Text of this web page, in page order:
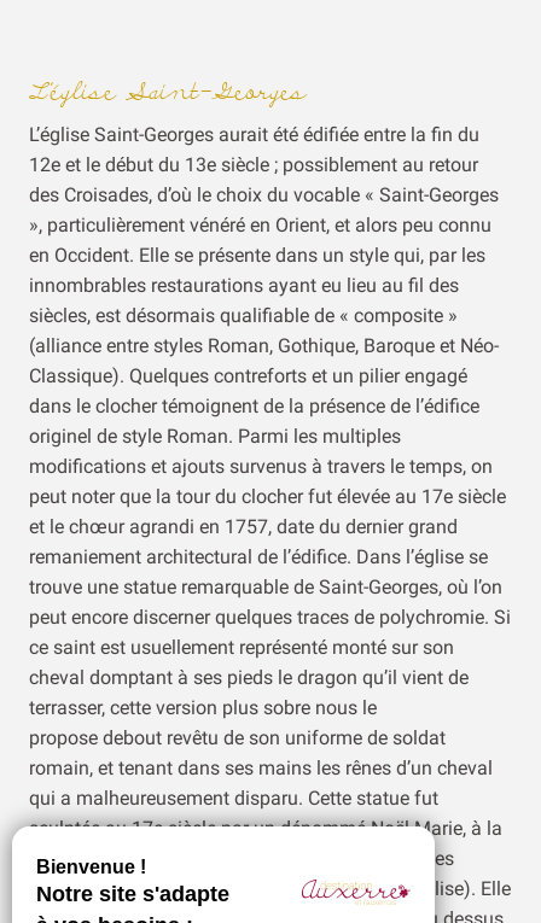
L’église Saint-Georges
L’église Saint-Georges aurait été édifiée entre la fin du
12e et le début du 13e siècle ; possiblement au retour
des Croisades, d’où le choix du vocable « Saint-Georges
», particulièrement vénéré en Orient, et alors peu connu
en Occident. Elle se présente dans un style qui, par les
innombrables restaurations ayant eu lieu au fil des
siècles, est désormais qualifiable de « composite »
(alliance entre styles Roman, Gothique, Baroque et Néo-
Classique). Quelques contreforts et un pilier engagé
dans le clocher témoignent de la présence de l’édifice
originel de style Roman. Parmi les multiples
modifications et ajouts survenus à travers le temps, on
peut noter que la tour du clocher fut élevée au 17e siècle
et le chœur agrandi en 1757, date du dernier grand
remaniement architectural de l’édifice. Dans l’église se
trouve une statue remarquable de Saint-Georges, où l’on
peut encore discerner quelques traces de polychromie. Si
ce saint est usuellement représenté monté sur son
cheval domptant à ses pieds le dragon qu’il vient de
terrasser, cette version plus sobre nous le
propose debout revêtu de son uniforme de soldat
romain, et tenant dans ses mains les rênes d’un cheval
qui a malheureusement disparu. Cette statue fut
sculptée au 17e siècle par un dénommé Noël Marie, à la
demande de la « fabrique » (assemblée de laïques
chargés de l’entretien et administration d’une église). Elle